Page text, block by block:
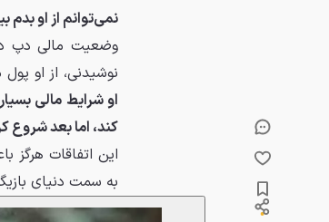
نمی‌توانم از او بدم
وضعیت مالی دپ
نوشیدنی، از او
او شرایط مالی
کند، اما بعد شروع
این اتفاقات
به سمت دنیای